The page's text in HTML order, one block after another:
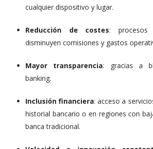
cualquier dispositivo y lugar.
Reducción de costes:
disminuyen comisiones y gastos
Mayor transparencia: gracias a
banking.
Inclusión financiera: acceso a
historial bancario o en regiones con
banca tradicional.